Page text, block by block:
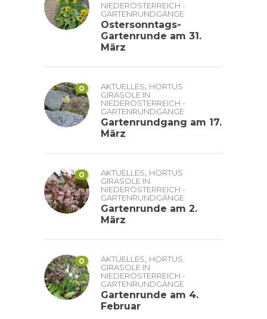
NIEDERÖSTERREICH -
GARTENRUNDGÄNGE
Ostersonntags-
Gartenrunde am 31.
März
0 AKTUELLES, HORTUS
GIRASOLE IN
NIEDERÖSTERREICH -
GARTENRUNDGÄNGE
Gartenrundgang am 17.
März
0 AKTUELLES, HORTUS
GIRASOLE IN
NIEDERÖSTERREICH -
GARTENRUNDGÄNGE
Gartenrunde am 2.
März
0 AKTUELLES, HORTUS
GIRASOLE IN
NIEDERÖSTERREICH -
GARTENRUNDGÄNGE
Gartenrunde am 4.
Februar